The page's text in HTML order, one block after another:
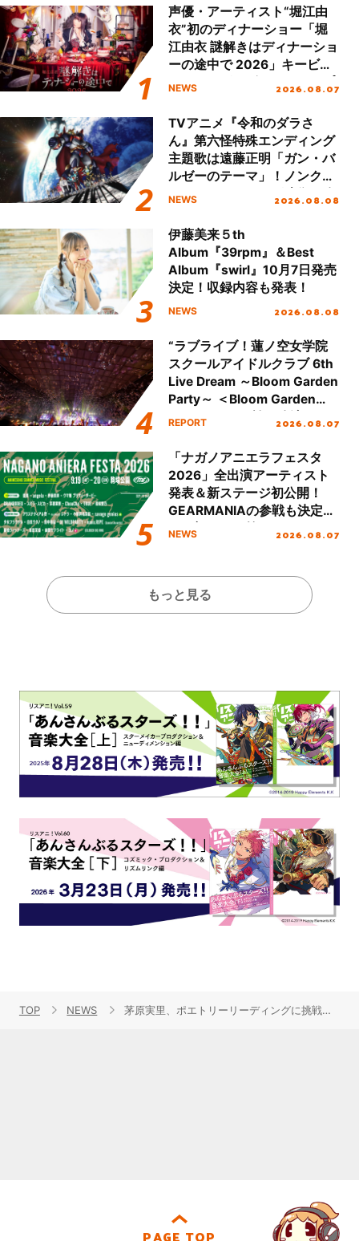
声優・アーティスト“堀江由
衣”初のディナーショー「堀
江由衣 謎解きはディナーショ
ーの途中で 2026」キービジ
ュアル＆グッズラインナップ
NEWS 2026.08.07
TVアニメ『令和のダラさ
ん』第六怪特殊エンディング
主題歌は遠藤正明「ガン・バ
ルゼーのテーマ」！ノンクレ
ジットエンディング映像も公
NEWS 2026.08.08
伊藤美来５th
Album『39rpm』＆Best
Album『swirl』10月7日発売
決定！収録内容も発表！
NEWS 2026.08.08
“ラブライブ！蓮ノ空女学院
スクールアイドルクラブ 6th
Live Dream ～Bloom Garden
Party～ ＜Bloom Garden
Party Stage／埼玉公演＞”
REPORT 2026.08.07
「ナガノアニエラフェスタ
2026」全出演アーティスト
発表＆新ステージ初公開！
GEARMANIAの参戦も決定
し、初となる第3ステージの
NEWS 2026.08.07
もっと見る
TOP NEWS 茅原実里、ポエトリーリーディングに挑戦した新曲「Message」を配信リリース！